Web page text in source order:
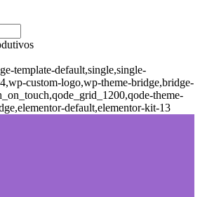
template-default,single,single-
custom-logo,wp-theme-bridge,bridge-
theme-
default,elementor-kit-13